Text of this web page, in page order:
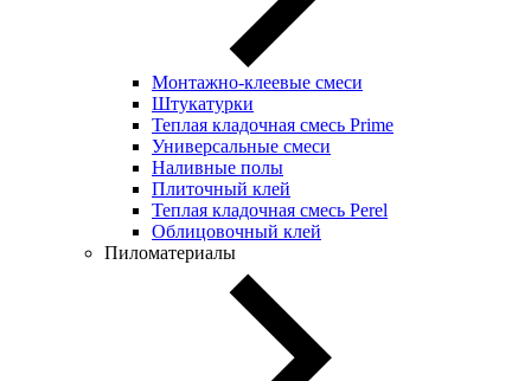
Монтажно-клеевые смеси
Штукатурки
Теплая кладочная смесь Prime
Универсальные смеси
Наливные полы
Плиточный клей
Теплая кладочная смесь Perel
Облицовочный клей
Пиломатериалы